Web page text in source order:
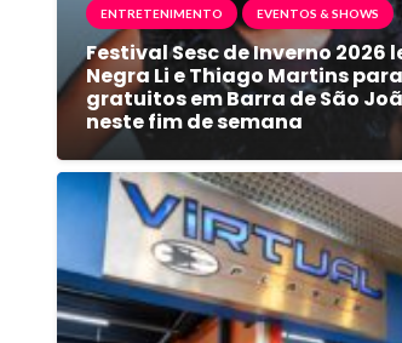
ENTRETENIMENTO EVENTOS & SHOWS
Festival Sesc de Inverno 2026
Negra Li e Thiago Martins
gratuitos em Barra de São
neste fim de semana